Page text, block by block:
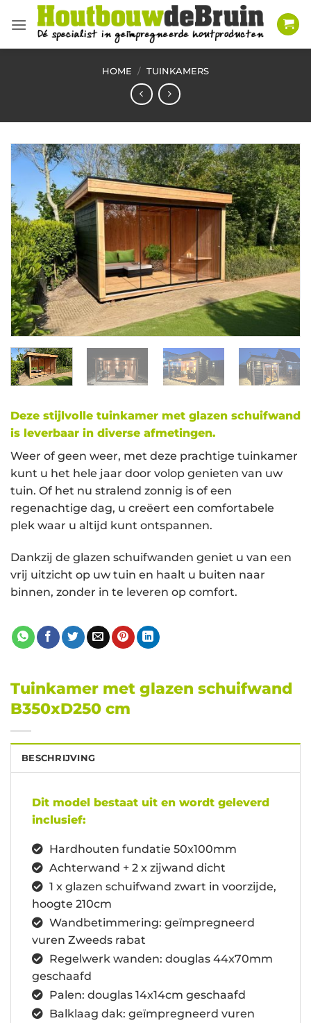
naar
HOME / TUINKAMERS
Deze stijlvolle tuinkamer met glazen schuifwand
is leverbaar in diverse afmetingen.
Weer of geen weer, met deze prachtige tuinkamer
kunt u het hele jaar door volop genieten van uw
tuin. Of het nu stralend zonnig is of een
regenachtige dag, u creëert een comfortabele
plek waar u altijd kunt ontspannen.
Dankzij de glazen schuifwanden geniet u van een
vrij uitzicht op uw tuin en haalt u buiten naar
binnen, zonder in te leveren op comfort.
Tuinkamer met glazen schuifwand
B350xD250 cm
BESCHRIJVING
Dit model bestaat uit en wordt geleverd
inclusief:
Hardhouten fundatie 50x100mm
Achterwand + 2 x zijwand dicht
1 x glazen schuifwand zwart in voorzijde,
hoogte 210cm
Wandbetimmering: geïmpregneerd
vuren Zweeds rabat
Regelwerk wanden: douglas 44x70mm
geschaafd
Palen: douglas 14x14cm geschaafd
Balklaag dak: geïmpregneerd vuren